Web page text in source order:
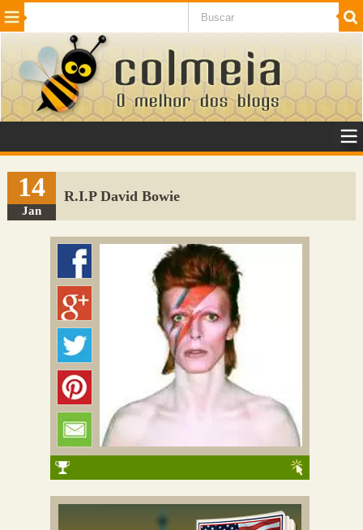
Beleza Cinema e TV
Internet Jogos NotÃ­cias SaÃºde
VeÃ­culos Adulto
Sugerir Link
Adicionar Blog
Colmeia Exchange
14
Jan
R.I.P David Bowie